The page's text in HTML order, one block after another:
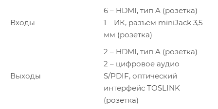
Входы
6 – HDMI, тип A (розетка)
1 – ИК, разъем miniJack 3,5
мм (розетка)
Выходы
2 – HDMI, тип A (розетка)
2 – цифровое аудио
S/PDIF, оптический
интерфейс TOSLINK
(розетка)